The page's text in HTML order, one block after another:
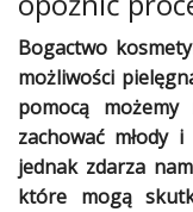
&
Dziecko
kulinarne
Kobiece
Wyznania
Bogactwo
możliwości
pomocą możemy
zachować młody i
jednak zdarza
które mogą